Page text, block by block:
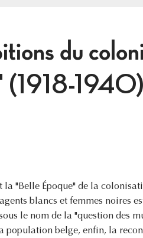
du
(1918-
la "Belle Époque" de la
blancs et femmes noires
le nom de la "question des
population belge, enfin, la